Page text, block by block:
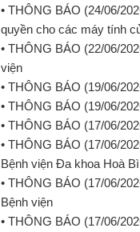
• THÔNG BÁO (24/06/
quyền cho các máy tính
• THÔNG BÁO (22/06/
viện
• THÔNG BÁO (19/06/
• THÔNG BÁO (19/06/
• THÔNG BÁO (17/06/
• THÔNG BÁO (17/06/
Bệnh viện Đa khoa Hoà
• THÔNG BÁO (17/06/
Bệnh viện
• THÔNG BÁO (17/06/